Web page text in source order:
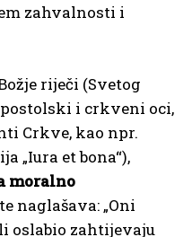
zahvalnosti i
riječi (Svetog
i crkveni oci,
Crkve, kao npr.
„Iura et bona“),
moralno
naglašava: „Oni
oslabio zahtijevaju